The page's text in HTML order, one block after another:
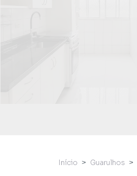
Início Guarulhos